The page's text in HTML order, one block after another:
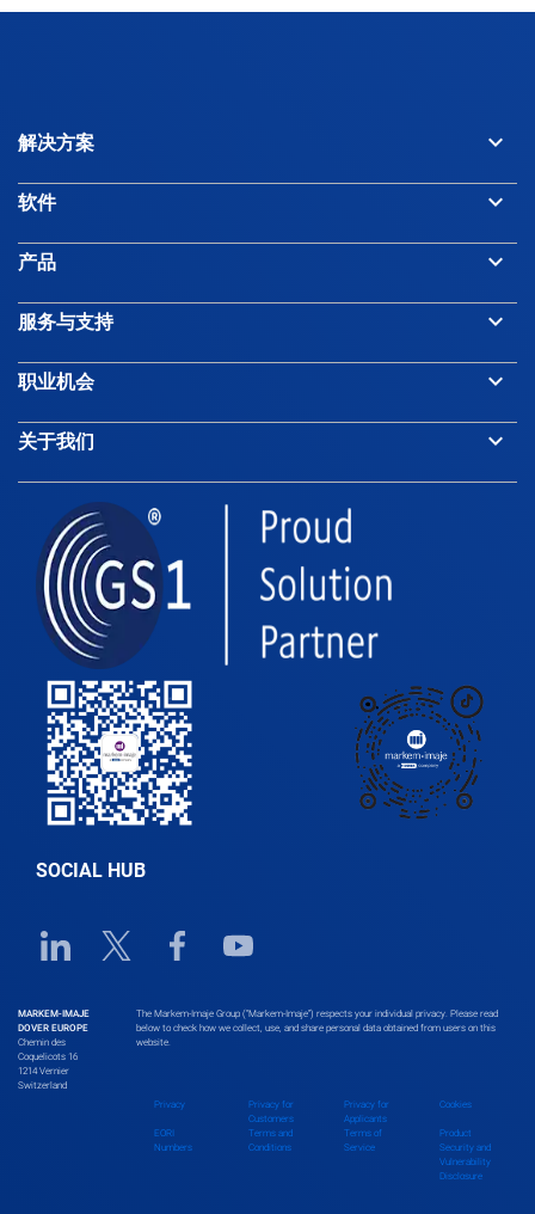
解决方案 keyboard_arrow_down
软件 keyboard_arrow_down
产品 keyboard_arrow_down
服务与支持 keyboard_arrow_down
职业机会 keyboard_arrow_down
关于我们 keyboard_arrow_down
SOCIAL HUB
Linkedin URL link
Twitter URL linkFacebook URL link
Youtube URL link
MARKEM-IMAJE
DOVER EUROPE
Chemin des
Coquelicots 16
1214 Vernier
Switzerland
The Markem-Imaje Group (“Markem-Imaje”) respects your individual privacy. Please read
below to check how we collect, use, and share personal data obtained from users on this
website.
Privacy
Privacy for
Customers
Privacy for
Applicants
Cookies
EORI
Numbers
Terms and
Conditions
Terms of
Service
Product
Security and
Vulnerability
Disclosure